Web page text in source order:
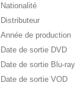
Nationalité
Distributeur
Année de production
Date de sortie DVD
Date de sortie Blu-ray
Date de sortie VOD